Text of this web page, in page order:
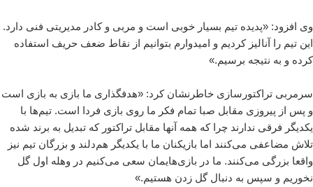
وی افزود: «پدیده تیم بسیار خوبی است و مربی و کادر مدیریتی فنی دارد.
این تیم را آنالیز کردیم و امیدوارم بتوانیم از نقاط ضعف حریف استفاده
کرده و به نتیجه برسیم.»
سرمربی تراکتورسازی خاطرنشان کرد: «هدفگذاری ما بازی به بازی است
و پس از پیروزی مقابل صبا تمام فکر ما روی بازی فردا است. تیم‌ها با
یکدیگر فرقی ندارند چرا که همه آنها مقابل تراکتور که تبدیل به برند شده
تلاش مضاعفی می‌کنند اما بازیکنان ما با یکدیگر هم‌دلند و بزرگان تیم نیز
واقعا بزرگی می‌کنند. ما در بازی‌هایمان سعی می‌کنیم در وهله اول گل
نخوریم و سپس به دنبال گل زدن هستیم.»